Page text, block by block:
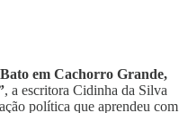
em Cachorro Grande,
, a escritora Cidinha da Silva
política que aprendeu com